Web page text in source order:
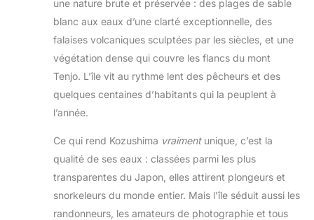
une nature brute et préservée : des plages de sable
blanc aux eaux d’une clarté exceptionnelle, des
falaises volcaniques sculptées par les siècles, et une
végétation dense qui couvre les flancs du mont
Tenjo. L’île vit au rythme lent des pêcheurs et des
quelques centaines d’habitants qui la peuplent à
l’année.
Ce qui rend Kozushima vraimentunique, c’est la
qualité de ses eaux : classées parmi les plus
transparentes du Japon, elles attirent plongeurs et
snorkeleurs du monde entier. Mais l’île séduit aussi les
randonneurs, les amateurs de photographie et tous